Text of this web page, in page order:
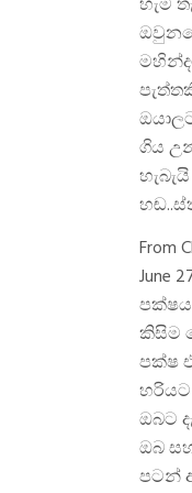
ගිය
From
June
කිසිම
පක්ෂ
ඔබට
ඔබ
පටන්